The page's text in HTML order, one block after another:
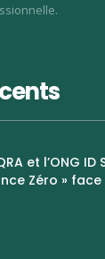
et l’ONG ID
Zéro »